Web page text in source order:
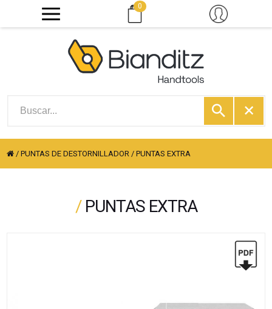
0
/PUNTAS DE DESTORNILLADOR /PUNTAS EXTRA
/ PUNTAS EXTRA